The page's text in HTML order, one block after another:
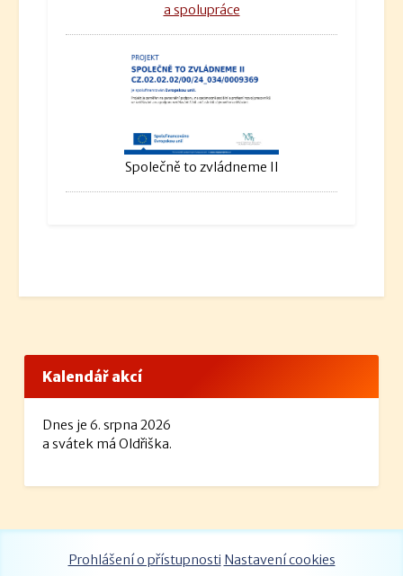
a spolupráce
Společně to zvládneme II
Kalendář akcí
Dnes je 6. srpna 2026
a svátek má Oldřiška.
Prohlášení o přístupnosti Nastavení cookies